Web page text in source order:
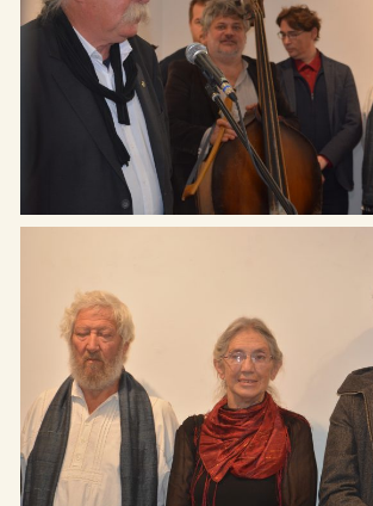
Cím: Etyek 2091, Magyar utca
Telefon: +36 20 622-8123
Email: hello@etyekimuhely.hu
Együttműködő partnereink:
Made by OHNO Studio Etyeki Műhely ©